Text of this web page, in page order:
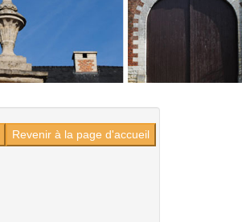
Revenir à la page d'accueil